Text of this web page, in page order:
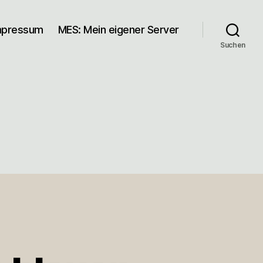
MES: Mein eigener Server
Suchen